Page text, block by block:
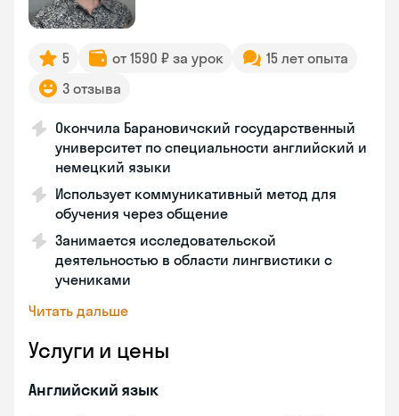
5 от 1590 ₽ за урок
15 лет опыта
3 отзыва
Окончила Барановичский государственный
университет по специальности английский и
немецкий языки
Использует коммуникативный метод для
обучения через общение
Занимается исследовательской
деятельностью в области лингвистики с
учениками
Читать дальше
Услуги и цены
Английский язык